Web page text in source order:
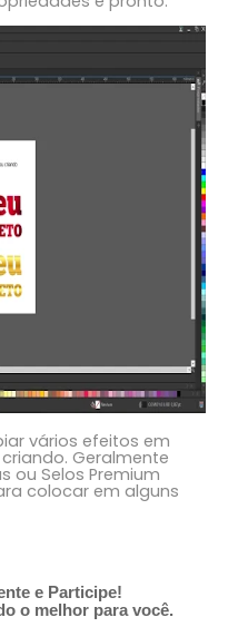
vários efeitos em
Geralmente
ou Selos Premium
colocar em alguns
e Participe!
o melhor para você.